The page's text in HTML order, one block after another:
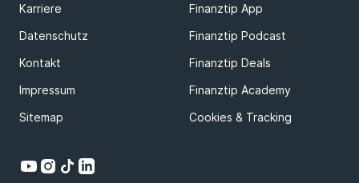
Karriere
Finanztip App
Datenschutz
Finanztip Podcast
Kontakt
Finanztip Deals
Impressum
Finanztip Academy
Sitemap
Cookies & Tracking